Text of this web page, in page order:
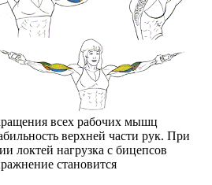
всех рабочих мышц
верхней части рук. При
локтей нагрузка с бицепсов
становится